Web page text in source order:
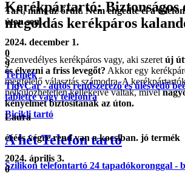
Kerékpártartó: Biztonságos
megoldás kerékpáros
Szenvedélyes kerékpáros vagy, aki szeret új
és élvezni a friss levegőt? Akkor egy
megfelelő választás számodra. A
nélkülözhetetlen kellékeivé váltak, mivel
kényelmet biztosítanak az úton.
Bicikli tartó
A hét Telefon tartó
Szilikon telefontartó 24 tapadókoronggal -
Tart, mint az őrült. Nem engedte el a
úton sem.
2024. december 1.
0
9
Termék
TidyCar - autós rendszerező és ülésvédő
tabletre vagy telefonra
Laura
éééés végre rend van a kocsiban. jó termék
2024. április 3.
0